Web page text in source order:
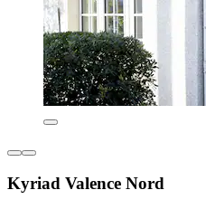
Kyriad Valence Nord